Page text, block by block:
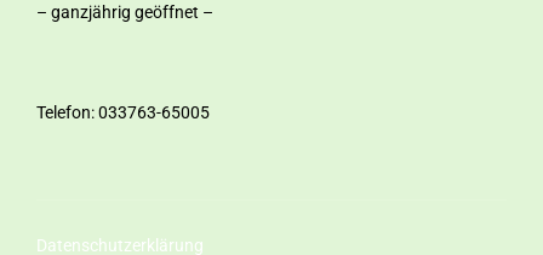
– ganzjährig geöffnet –
Telefon: 033763-65005
Datenschutzerklärung